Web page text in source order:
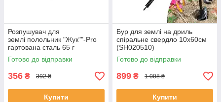
Розпушувач для
землі полольник "Жук""-Pro
гартована сталь 65 г
(SHiz14436)
Готово до відправки
356 ₴ 392 ₴
Купити
Бур для землі на дриль
спіральне свердло 10x60см
(SH020510)
Готово до відправки
899 ₴ 1 008 ₴
Купити